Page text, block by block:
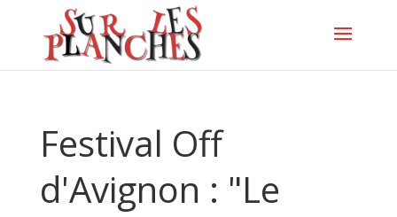
Festival Off
d'Avignon : "Le